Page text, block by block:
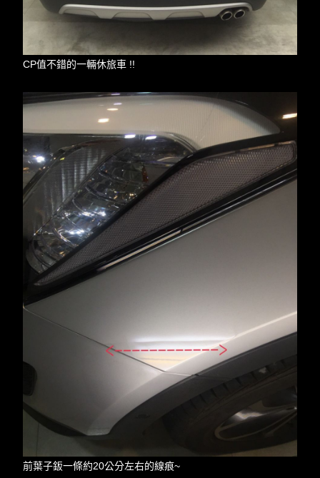
CP值不錯的一輛休旅車 !!
前葉子鈑一條約20公分左右的線痕~